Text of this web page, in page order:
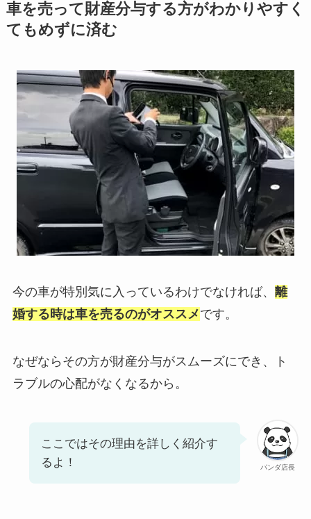
車を売って財産分与する方がわかりやすく
てもめずに済む
今の車が特別気に入っているわけでなければ、 離
婚する時は車を売るのがオススメです。
なぜならその方が財産分与がスムーズにでき、ト
ラブルの心配がなくなるから。
パンダ店長
ここではその理由を詳しく紹介す
るよ！